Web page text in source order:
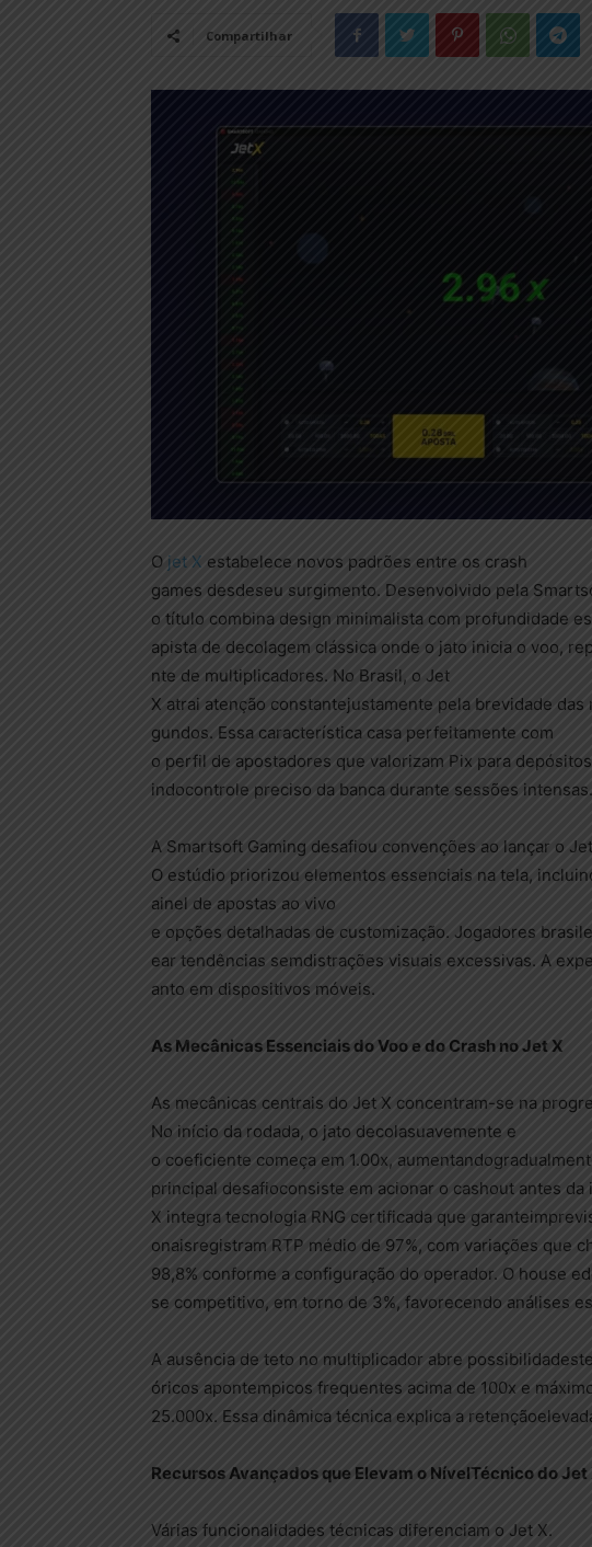
Compartilhar
O jet X estabelece novos padrões entre os crash
games desdeseu surgimento. Desenvolvido pela
o título combina design minimalista com profundidade
apista de decolagem clássica onde o jato inicia o voo,
nte de multiplicadores. No Brasil, o Jet
X atrai atenção constantejustamente pela brevidade
gundos. Essa característica casa perfeitamente com
o perfil de apostadores que valorizam Pix para
indocontrole preciso da banca durante sessões intensas.
A Smartsoft Gaming desafiou convenções ao lançar o
O estúdio priorizou elementos essenciais na tela,
ainel de apostas ao vivo
e opções detalhadas de customização. Jogadores
ear tendências semdistrações visuais excessivas. A
anto em dispositivos móveis.
As Mecânicas EssenciaisdoVoo e do Crash no Jet X
As mecânicas centrais do Jet X concentram-se na
No início da rodada, o jato decolasuavemente e
o coeficiente começa em 1.00x,
principal desafioconsiste em acionar o cashout antes
X integra tecnologia RNG certificada que
onaisregistram RTP médio de 97%, com variações que
98,8% conforme a configuração do operador. O house
se competitivo, em torno de 3%, favorecendo análises
A ausência de teto no multiplicador abre
óricos apontempicos frequentes acima de 100x e
25.000x. Essa dinâmica técnica explica a
RecursosAvançadosque Elevam o NívelTécnicodo Jet
Várias funcionalidades técnicas diferenciam o Jet X.